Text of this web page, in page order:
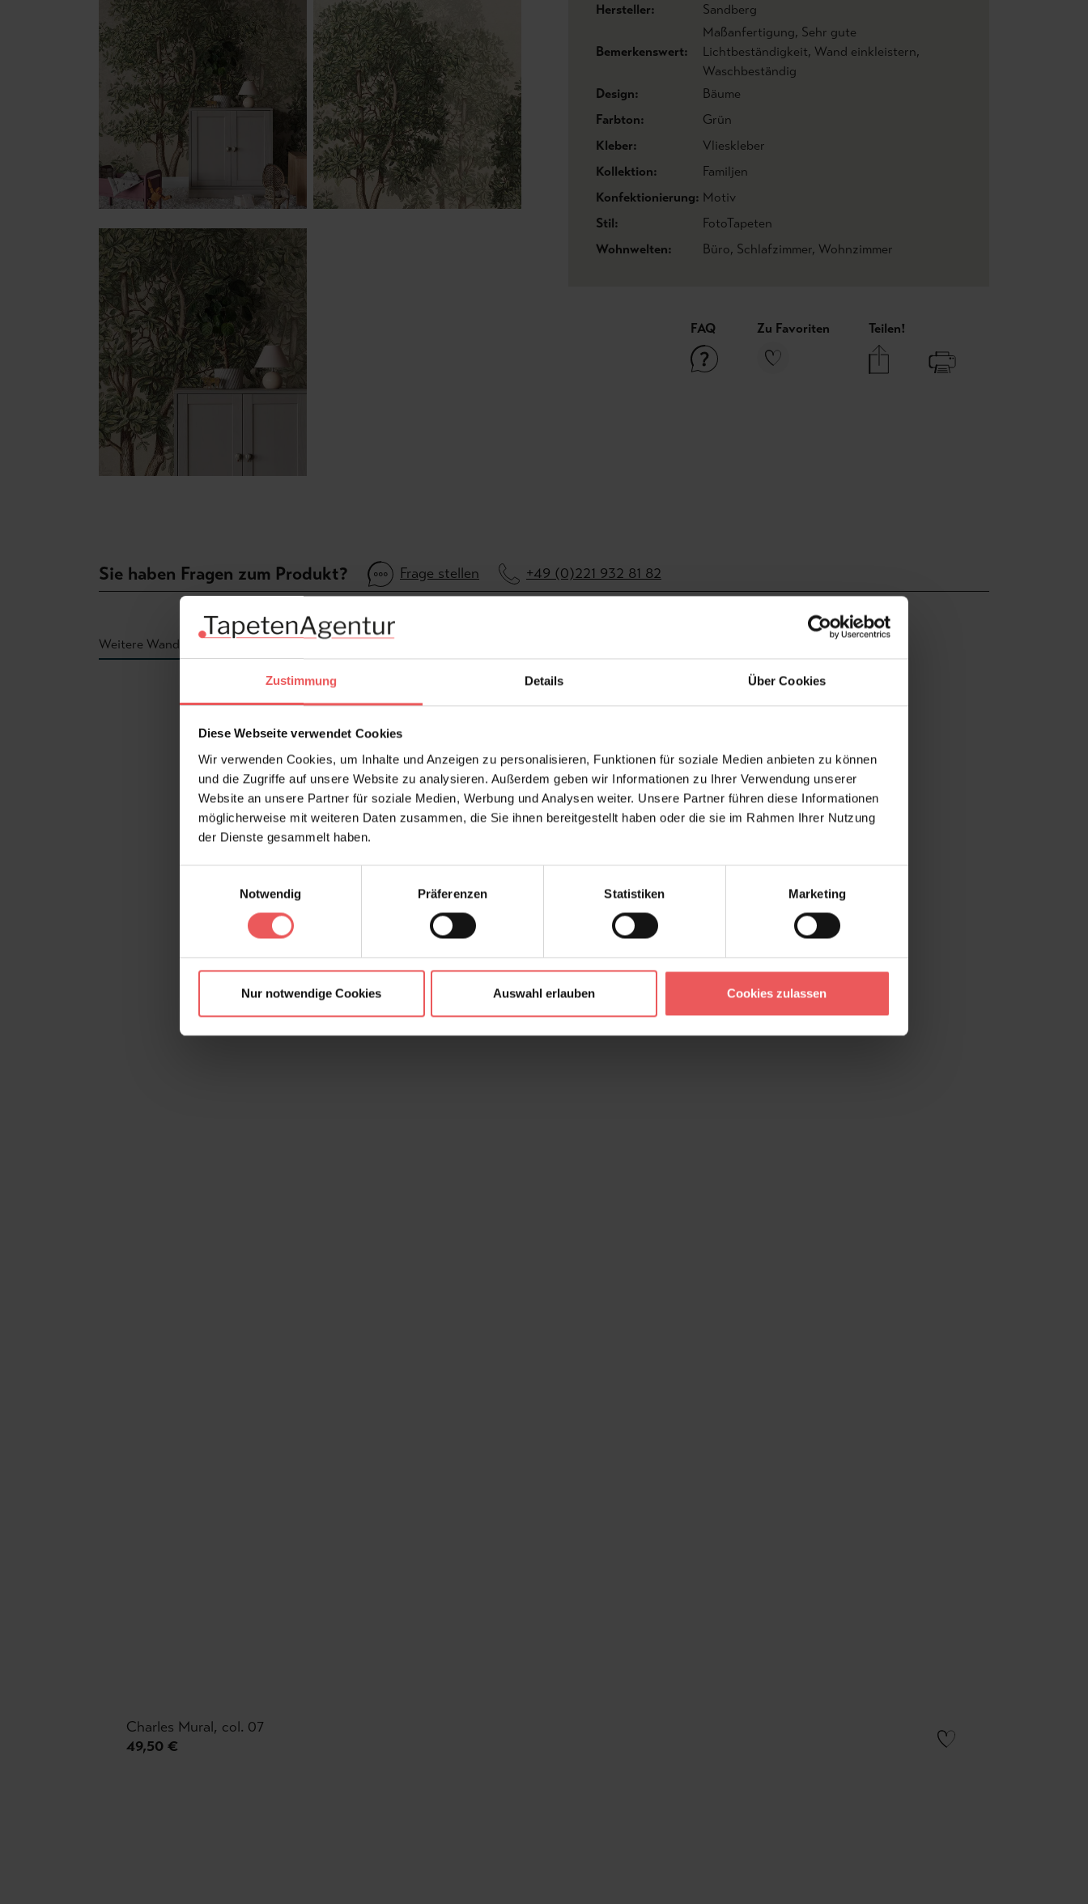
Zustimmung Details Über Cookies
Diese Webseite verwendet Cookies
Wir verwenden Cookies, um Inhalte und Anzeigen zu personalisieren, Funktionen für soziale Medien anbieten zu können
und die Zugriffe auf unsere Website zu analysieren. Außerdem geben wir Informationen zu Ihrer Verwendung unserer
Website an unsere Partner für soziale Medien, Werbung und Analysen weiter. Unsere Partner führen diese Informationen
möglicherweise mit weiteren Daten zusammen, die Sie ihnen bereitgestellt haben oder die sie im Rahmen Ihrer Nutzung
der Dienste gesammelt haben.
Notwendig
Präferenzen Statistiken Marketing
Nur notwendige Cookies Auswahl erlauben Cookies zulassen
Hersteller:
Sandberg
Bemerkenswert:
Maßanfertigung, Sehr gute
Lichtbeständigkeit, Wand einkleistern,
Waschbeständig
Design:
Bäume
Farbton:
Grün
Kleber:
Vlieskleber
Kollektion:
Familjen
Konfektionierung: Motiv
Stil:
FotoTapeten
Wohnwelten:
Büro, Schlafzimmer, Wohnzimmer
FAQ Zu Favoriten Teilen!
Sie haben Fragen zum Produkt? Frage stellen +49 (0)221 932 81 82
Weitere Wandmotive der Kollektion
Charles Mural, col. 07
49,50 €